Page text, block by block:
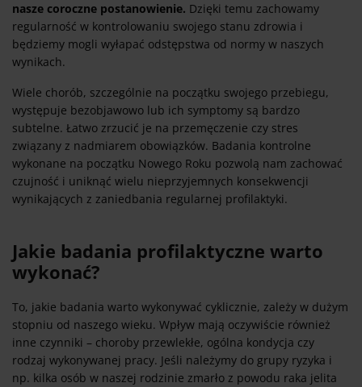
nasze coroczne postanowienie. Dzięki temu zachowamy
regularność w kontrolowaniu swojego stanu zdrowia i
będziemy mogli wyłapać odstępstwa od normy w naszych
wynikach.
Wiele chorób, szczególnie na początku swojego przebiegu,
występuje bezobjawowo lub ich symptomy są bardzo
subtelne. Łatwo zrzucić je na przemęczenie czy stres
związany z nadmiarem obowiązków. Badania kontrolne
wykonane na początku Nowego Roku pozwolą nam zachować
czujność i uniknąć wielu nieprzyjemnych konsekwencji
wynikających z zaniedbania regularnej profilaktyki.
Jakie badania profilaktyczne warto
wykonać?
To, jakie badania warto wykonywać cyklicznie, zależy w dużym
stopniu od naszego wieku. Wpływ mają oczywiście również
inne czynniki – choroby przewlekłe, ogólna kondycja czy
rodzaj wykonywanej pracy. Jeśli należymy do grupy ryzyka i
np. kilka osób w naszej rodzinie zmarło z powodu raka jelita